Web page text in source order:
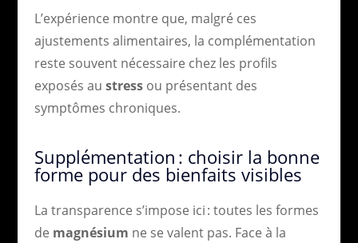
L’expérience montre que, malgré ces
ajustements alimentaires, la complémentation
reste souvent nécessaire chez les profils
exposés au stressou présentant des
symptômes chroniques.
Supplémentation : choisir la bonne
forme pour des bienfaits visibles
La transparence s’impose ici : toutes les formes
de magnésium ne se valent pas. Face à la